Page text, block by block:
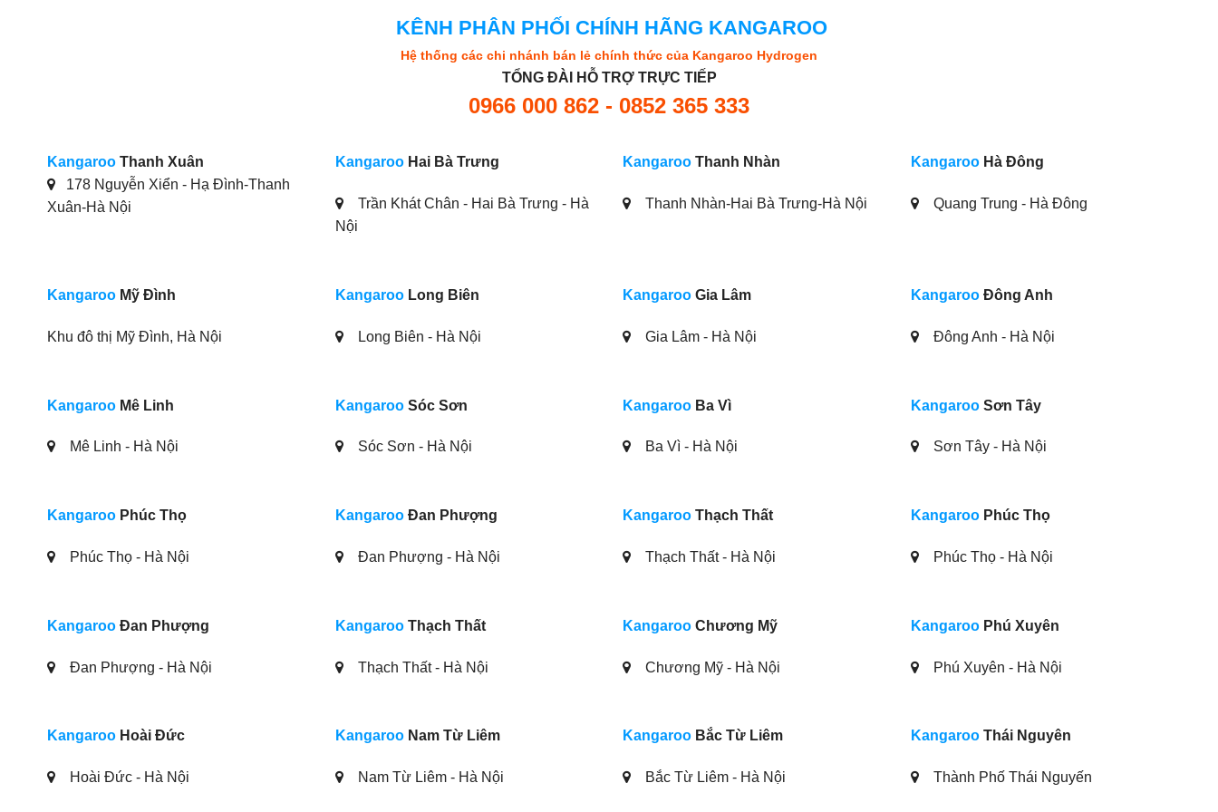
KÊNH PHÂN PHỐI CHÍNH HÃNG KANGAROO
Hệ thống các chi nhánh bán lẻ chính thức của Kangaroo Hydrogen
TỔNG ĐÀI HỖ TRỢ TRỰC TIẾP
0966 000 862 - 0852 365 333
Kangaroo Thanh Xuân
178 Nguyễn Xiển - Hạ Đình-Thanh
Xuân-Hà Nội
KangarooHai Bà Trưng
Trần Khát Chân - Hai Bà Trưng - Hà
Nội
Kangaroo Thanh Nhàn
Thanh Nhàn-Hai Bà Trưng-Hà Nội
KangarooHà Đông
Quang Trung - Hà Đông
Kangaroo Mỹ Đình
Khu đô thị Mỹ Đình, Hà Nội
KangarooLong Biên
Long Biên - Hà Nội
Kangaroo Gia Lâm
Gia Lâm - Hà Nội
KangarooĐông Anh
Đông Anh - Hà Nội
Kangaroo Mê Linh
Mê Linh - Hà Nội
KangarooSóc Sơn
Sóc Sơn - Hà Nội
Kangaroo Ba Vì
Ba Vì - Hà Nội
KangarooSơn Tây
Sơn Tây - Hà Nội
Kangaroo Phúc Thọ
Phúc Thọ - Hà Nội
KangarooĐan Phượng
Đan Phượng - Hà Nội
Kangaroo Thạch Thất
Thạch Thất - Hà Nội
KangarooPhúc Thọ
Phúc Thọ - Hà Nội
Kangaroo Đan Phượng
Đan Phượng - Hà Nội
KangarooThạch Thất
Thạch Thất - Hà Nội
Kangaroo Chương Mỹ
Chương Mỹ - Hà Nội
KangarooPhú Xuyên
Phú Xuyên - Hà Nội
Kangaroo Hoài Đức
Hoài Đức - Hà Nội
KangarooNam Từ Liêm
Nam Từ Liêm - Hà Nội
Kangaroo Bắc Từ Liêm
Bắc Từ Liêm - Hà Nội
KangarooThái Nguyên
Thành Phố Thái Nguyến